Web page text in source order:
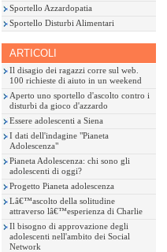
Sportello Azzardopatia
Sportello Disturbi Alimentari
ARTICOLI
Il disagio dei ragazzi corre sul web.
100 richieste di aiuto in un weekend
Aperto uno sportello d'ascolto contro i
disturbi da gioco d'azzardo
Essere adolescenti a Siena
I dati dell'indagine "Pianeta
Adolescenza"
Pianeta Adolescenza: chi sono gli
adolescenti di oggi?
Progetto Pianeta adolescenza
Lâ€™ascolto della solitudine
attraverso lâ€™esperienza di Charlie
Il bisogno di approvazione degli
adolescenti nell'ambito dei Social
Network